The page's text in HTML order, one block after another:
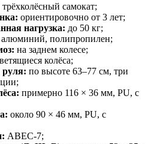
трёхколёсный самокат;
ориентировочно от 3 лет;
нагрузка: до 50 кг;
алюминий, полипропилен;
на заднем колесе;
колёса;
руля: по высоте 63–77 см, три
примерно 116 × 36 мм, PU, с
около 90 × 46 мм, PU, с
ABEC‑7;